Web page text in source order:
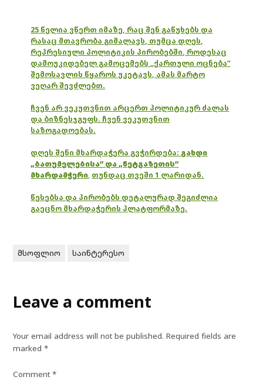
25 წელია ვწერთ იმაზე, რაც შენ გაწუხებს და
რასაც მთავრობა გიმალავს, თუმცა დღეს,
რეპრესიული პოლიტიკის პირობებში, როდესაც
დამოუკიდებელ გამოცემებს „ქართული ოცნება“
შემოსავლის წყაროს უკეტავს, ამას მარტო
ვეღარ შევძლებთ.
ჩვენ არ ვეკუთვნით არცერთ პოლიტიკურ ძალას
და ბიზნესჯგუფს. ჩვენ ვეკუთვნით
საზოგადოებას.
დღეს შენი მხარდაჭერა გვჭირდება: გახდი
„ბათუმელებისა“ და „ნეტგაზეთის“
მხარდამჭერი, თუნდაც თვეში 1 ლარიდან.
წესებსა და პირობებს დეტალურად შეგიძლია
გაეცნო მხარდაჭერის პლატფორმაზე.
მსოფლიო საინტერესო
Leave a comment
Your email address will not be published. Required fields are
marked*
Comment*